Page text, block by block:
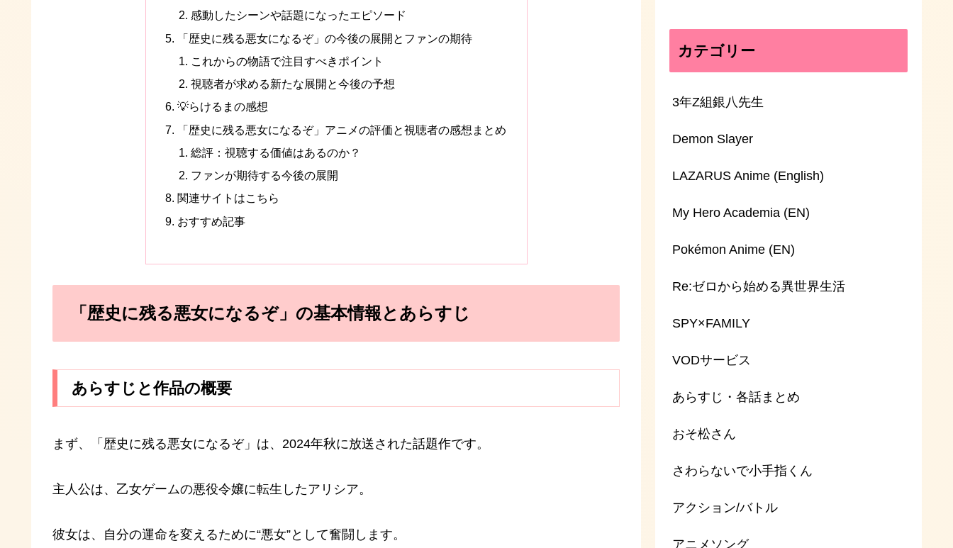
感動したシーンや話題になったエピソード
「歴史に残る悪女になるぞ」の今後の展開とファンの期待
これからの物語で注目すべきポイント
視聴者が求める新たな展開と今後の予想
💡らけるまの感想
「歴史に残る悪女になるぞ」アニメの評価と視聴者の感想まとめ
総評：視聴する価値はあるのか？
ファンが期待する今後の展開
関連サイトはこちら
おすすめ記事
「歴史に残る悪女になるぞ」の基本情報とあらすじ
あらすじと作品の概要
まず、「歴史に残る悪女になるぞ」は、2024年秋に放送された話題作です。
主人公は、乙女ゲームの悪役令嬢に転生したアリシア。
彼女は、自分の運命を変えるために“悪女”として奮闘します。
カテゴリー
3年Z組銀八先生
Demon Slayer
LAZARUS Anime (English)
My Hero Academia (EN)
Pokémon Anime (EN)
Re:ゼロから始める異世界生活
SPY×FAMILY
VODサービス
あらすじ・各話まとめ
おそ松さん
さわらないで小手指くん
アクション/バトル
アニメソング